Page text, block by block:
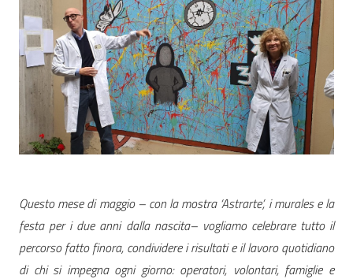
Questo mese di maggio – con la mostra ‘Astrarte’, i murales e la
festa per i due anni dalla nascita– vogliamo celebrare tutto il
percorso fatto finora, condividere i risultati e il lavoro quotidiano
di chi si impegna ogni giorno: operatori, volontari, famiglie e